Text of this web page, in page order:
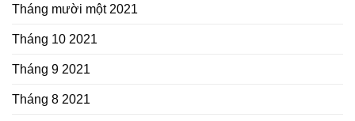
Tháng mười một 2021
Tháng 10 2021
Tháng 9 2021
Tháng 8 2021